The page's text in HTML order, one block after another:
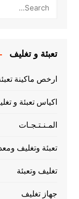
تعبئة و تغليف
ارخص ماكينة
اكياس تعبئة و
المـنـتـجـات
تعبئة وتغليف
تغليف وتعبئة
جهاز تغليف